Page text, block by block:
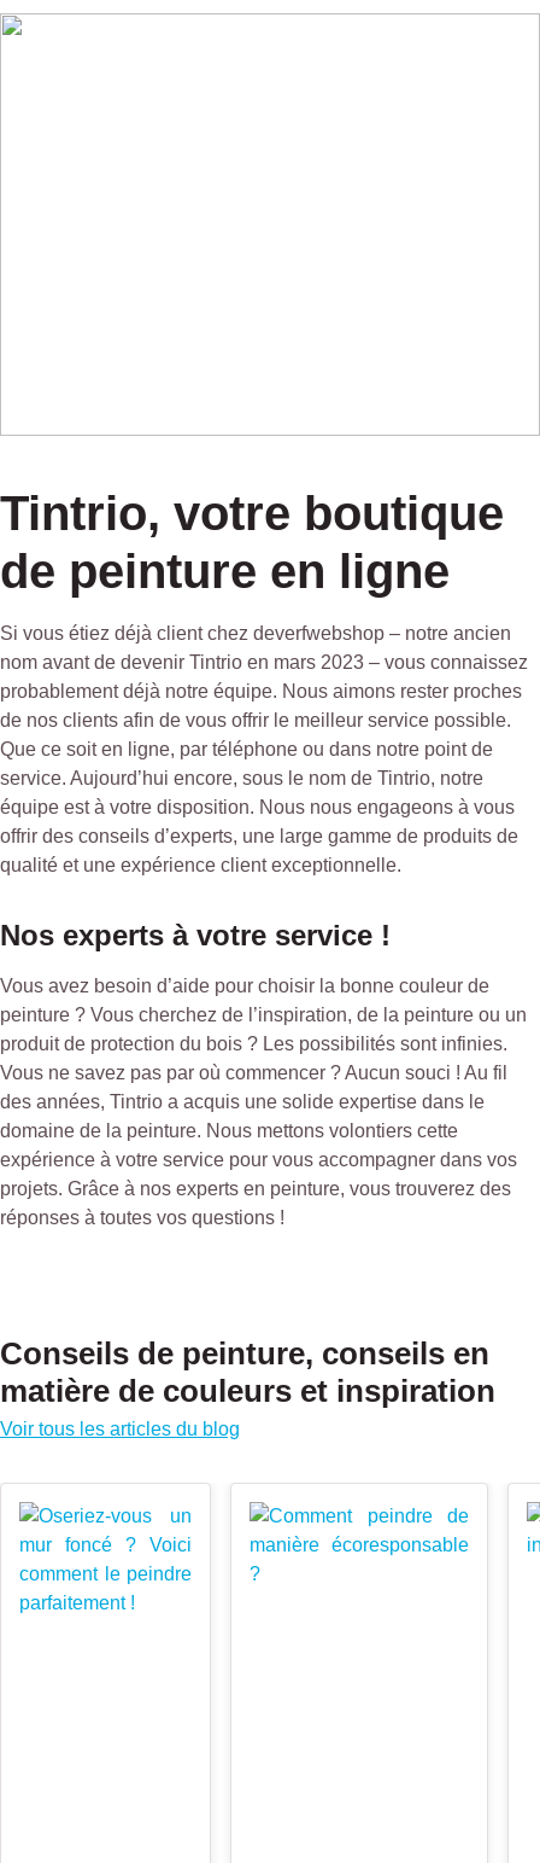
Tintrio, votre boutique
de peinture en ligne
Si vous étiez déjà client chez deverfwebshop – notre ancien
nom avant de devenir Tintrio en mars 2023 – vous connaissez
probablement déjà notre équipe. Nous aimons rester proches
de nos clients afin de vous offrir le meilleur service possible.
Que ce soit en ligne, par téléphone ou dans notre point de
service. Aujourd’hui encore, sous le nom de Tintrio, notre
équipe est à votre disposition. Nous nous engageons à vous
offrir des conseils d’experts, une large gamme de produits de
qualité et une expérience client exceptionnelle.
Nos experts à votre service !
Vous avez besoin d’aide pour choisir la bonne couleur de
peinture ? Vous cherchez de l’inspiration, de la peinture ou un
produit de protection du bois ? Les possibilités sont infinies.
Vous ne savez pas par où commencer ? Aucun souci ! Au fil
des années, Tintrio a acquis une solide expertise dans le
domaine de la peinture. Nous mettons volontiers cette
expérience à votre service pour vous accompagner dans vos
projets. Grâce à nos experts en peinture, vous trouverez des
réponses à toutes vos questions !
Conseils de peinture, conseils en
matière de couleurs et inspiration
Voir tous les articles du blog